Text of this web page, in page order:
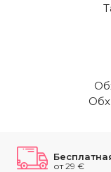
от 29 €